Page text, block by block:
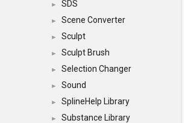
► SDS
► Scene Converter
► Sculpt
► Sculpt Brush
► Selection Changer
► Sound
► SplineHelp Library
► Substance Library